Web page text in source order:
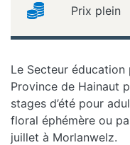
Prix plein
Le Secteur éducation
Province de Hainaut
stages d’été pour
floral éphémère ou
juillet à Morlanwelz.